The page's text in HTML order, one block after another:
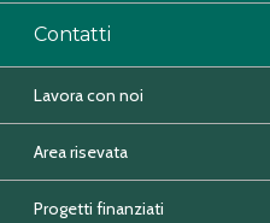
Contatti
Lavora con noi
Area risevata
Progetti finanziati